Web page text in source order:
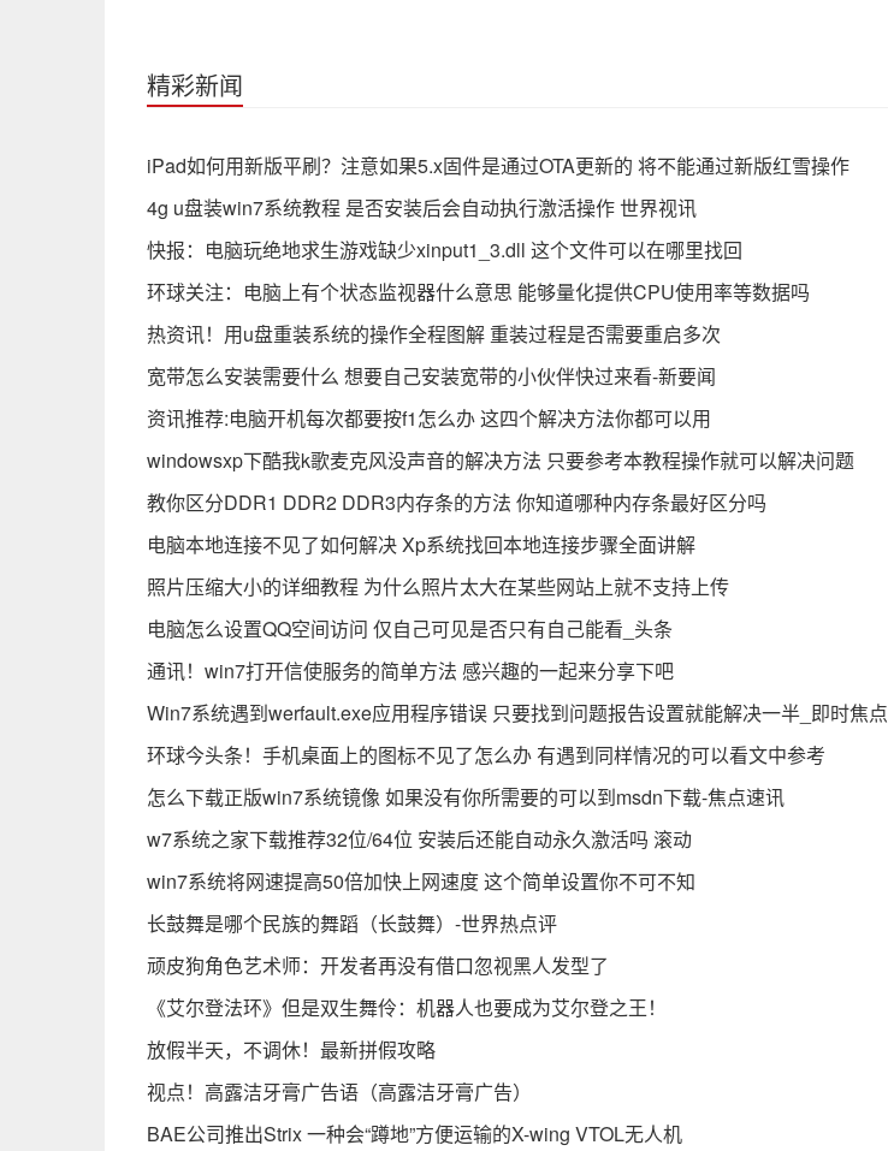
精彩新闻
iPad如何用新版平刷？注意如果5.x固件是通过OTA更新的 将不能通过新版红雪操作
4g u盘装win7系统教程 是否安装后会自动执行激活操作 世界视讯
快报：电脑玩绝地求生游戏缺少xinput1_3.dll 这个文件可以在哪里找回
环球关注：电脑上有个状态监视器什么意思 能够量化提供CPU使用率等数据吗
热资讯！用u盘重装系统的操作全程图解 重装过程是否需要重启多次
宽带怎么安装需要什么 想要自己安装宽带的小伙伴快过来看-新要闻
资讯推荐:电脑开机每次都要按f1怎么办 这四个解决方法你都可以用
windowsxp下酷我k歌麦克风没声音的解决方法 只要参考本教程操作就可以解决问题
教你区分DDR1 DDR2 DDR3内存条的方法 你知道哪种内存条最好区分吗
电脑本地连接不见了如何解决 Xp系统找回本地连接步骤全面讲解
照片压缩大小的详细教程 为什么照片太大在某些网站上就不支持上传
电脑怎么设置QQ空间访问 仅自己可见是否只有自己能看_头条
通讯！win7打开信使服务的简单方法 感兴趣的一起来分享下吧
Win7系统遇到werfault.exe应用程序错误 只要找到问题报告设置就能解决一半_即时焦点
环球今头条！手机桌面上的图标不见了怎么办 有遇到同样情况的可以看文中参考
怎么下载正版win7系统镜像 如果没有你所需要的可以到msdn下载-焦点速讯
w7系统之家下载推荐32位/64位 安装后还能自动永久激活吗 滚动
win7系统将网速提高50倍加快上网速度 这个简单设置你不可不知
长鼓舞是哪个民族的舞蹈（长鼓舞）-世界热点评
顽皮狗角色艺术师：开发者再没有借口忽视黑人发型了
《艾尔登法环》但是双生舞伶：机器人也要成为艾尔登之王！
放假半天，不调休！最新拼假攻略
视点！高露洁牙膏广告语（高露洁牙膏广告）
BAE公司推出Strix 一种会“蹲地”方便运输的X-wing VTOL无人机